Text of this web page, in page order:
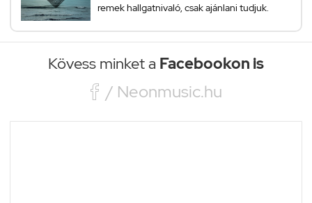
remek hallgatnivaló, csak ajánlani tudjuk.
Kövess minket a Facebookon is
 / Neonmusic.hu